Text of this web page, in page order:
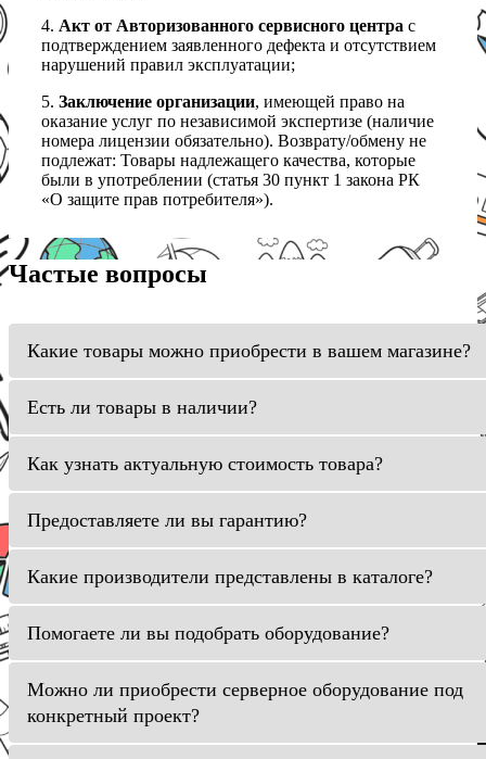
4. Акт от Авторизованного сервисного центра с
подтверждением заявленного дефекта и отсутствием
нарушений правил эксплуатации;
5. Заключение организации, имеющей право на
оказание услуг по независимой экспертизе (наличие
номера лицензии обязательно). Возврату/обмену не
подлежат: Товары надлежащего качества, которые
были в употреблении (статья 30 пункт 1 закона РК
«О защите прав потребителя»).
Частые вопросы
Какие товары можно приобрести в вашем магазине?
Есть ли товары в наличии?
Как узнать актуальную стоимость товара?
Предоставляете ли вы гарантию?
Какие производители представлены в каталоге?
Помогаете ли вы подобрать оборудование?
Можно ли приобрести серверное оборудование под
конкретный проект?